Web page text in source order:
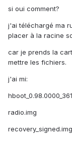
si oui comment?
j'ai téléchargé ma
placer à la racine
car je prends la
mettre les fichiers.
j'ai mi:
radio.img
recovery_signed.img